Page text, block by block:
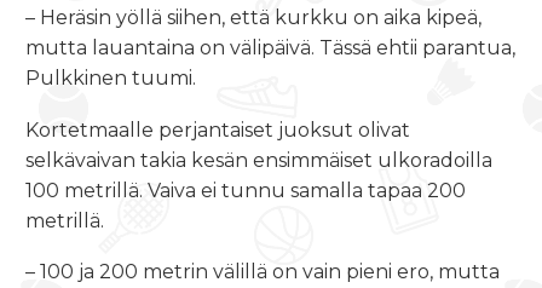
– Heräsin yöllä siihen, että kurkku on aika kipeä,
mutta lauantaina on välipäivä. Tässä ehtii parantua,
Pulkkinen tuumi.
Kortetmaalle perjantaiset juoksut olivat
selkävaivan takia kesän ensimmäiset ulkoradoilla
100 metrillä. Vaiva ei tunnu samalla tapaa 200
metrillä.
– 100 ja 200 metrin välillä on vain pieni ero, mutta